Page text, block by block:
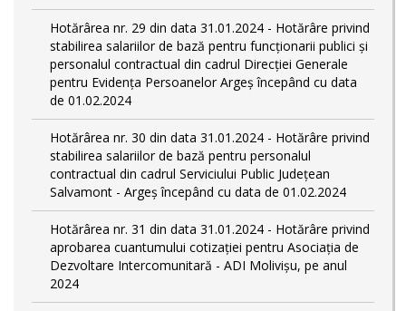
Hotărârea nr. 29 din data 31.01.2024 - Hotărâre privind
stabilirea salariilor de bază pentru funcționarii publici și
personalul contractual din cadrul Direcției Generale
pentru Evidența Persoanelor Argeş începând cu data
de 01.02.2024
Hotărârea nr. 30 din data 31.01.2024 - Hotărâre privind
stabilirea salariilor de bază pentru personalul
contractual din cadrul Serviciului Public Județean
Salvamont - Argeș începând cu data de 01.02.2024
Hotărârea nr. 31 din data 31.01.2024 - Hotărâre privind
aprobarea cuantumului cotizației pentru Asociația de
Dezvoltare Intercomunitară - ADI Molivișu, pe anul
2024